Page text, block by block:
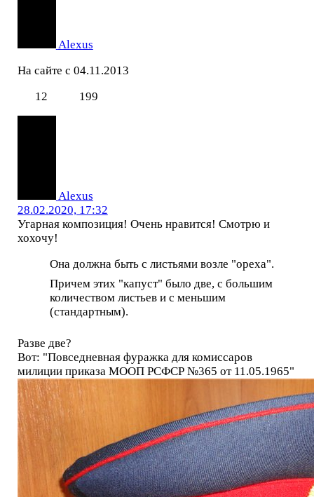
Alexus
На сайте с 04.11.2013
12
199
Alexus
28.02.2020, 17:32
Угарная композиция! Очень нравится! Смотрю и
хохочу!
Она должна быть с листьями возле "ореха".
Причем этих "капуст" было две, с большим
количеством листьев и с меньшим
(стандартным).
Разве две?
Вот: "Повседневная фуражка для комиссаров
милиции приказа МООП РСФСР №365 от 11.05.1965"